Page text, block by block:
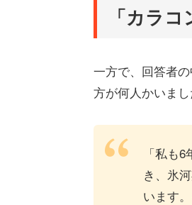
「カラ
一方で、回答者
方が何人かいま
「私も
き、氷
います